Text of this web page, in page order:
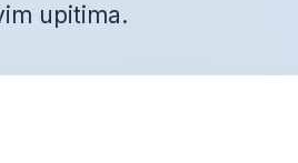
upitima.